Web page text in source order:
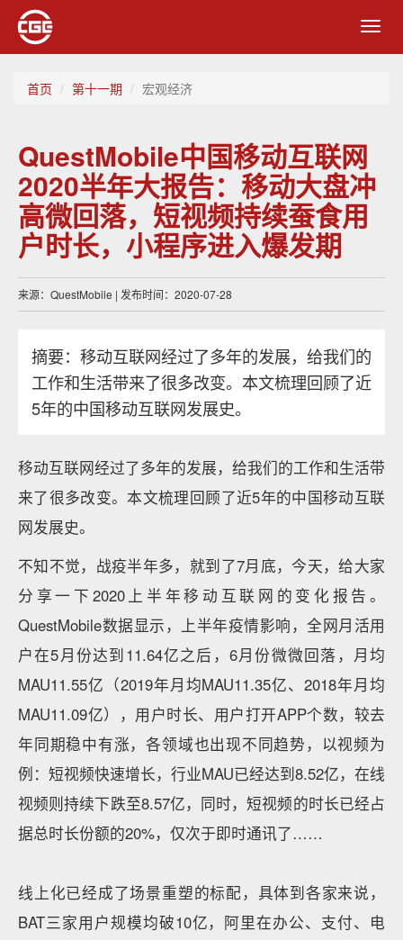
首页 第十一期 宏观经济
QuestMobile中国移动互联网
2020半年大报告：移动大盘冲
高微回落，短视频持续蚕食用
户时长，小程序进入爆发期
来源：QuestMobile | 发布时间：2020-07-28
摘要：移动互联网经过了多年的发展，给我们的
工作和生活带来了很多改变。本文梳理回顾了近
5年的中国移动互联网发展史。
移动互联网经过了多年的发展，给我们的工作和生活带
来了很多改变。本文梳理回顾了近5年的中国移动互联
网发展史。
不知不觉，战疫半年多，就到了7月底，今天，给大家
分享一下2020上半年移动互联网的变化报告。
QuestMobile数据显示，上半年疫情影响，全网月活用
户在5月份达到11.64亿之后，6月份微微回落，月均
MAU11.55亿（2019年月均MAU11.35亿、2018年月均
MAU11.09亿），用户时长、用户打开APP个数，较去
年同期稳中有涨，各领域也出现不同趋势，以视频为
例：短视频快速增长，行业MAU已经达到8.52亿，在线
视频则持续下跌至8.57亿，同时，短视频的时长已经占
据总时长份额的20%，仅次于即时通讯了……
线上化已经成了场景重塑的标配，具体到各家来说，
BAT三家用户规模均破10亿，阿里在办公、支付、电